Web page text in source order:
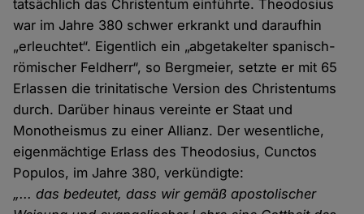
tatsächlich das Christentum einführte. Theodosius
war im Jahre 380 schwer erkrankt und daraufhin
„erleuchtet“. Eigentlich ein „abgetakelter spanisch-
römischer Feldherr“, so Bergmeier, setzte er mit 65
Erlassen die trinitatische Version des Christentums
durch. Darüber hinaus vereinte er Staat und
Monotheismus zu einer Allianz. Der wesentliche,
eigenmächtige Erlass des Theodosius, Cunctos
Populos, im Jahre 380, verkündigte:
„... das bedeutet, dass wir gemäß apostolischer